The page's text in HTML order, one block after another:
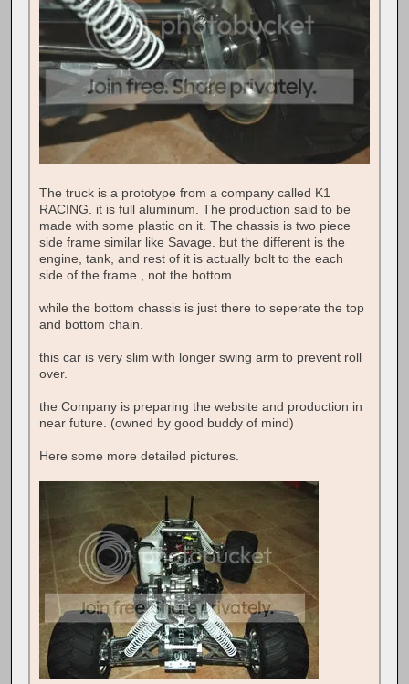
The truck is a prototype from a company called K1
RACING. it is full aluminum. The production said to be
made with some plastic on it. The chassis is two piece
side frame similar like Savage. but the different is the
engine, tank, and rest of it is actually bolt to the each
side of the frame , not the bottom.
while the bottom chassis is just there to seperate the top
and bottom chain.
this car is very slim with longer swing arm to prevent roll
over.
the Company is preparing the website and production in
near future. (owned by good buddy of mind)
Here some more detailed pictures.